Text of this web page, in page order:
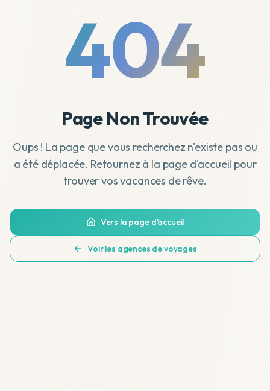
404
Page Non Trouvée
Oups ! La page que vous recherchez n'existe pas ou
a été déplacée. Retournez à la page d'accueil pour
trouver vos vacances de rêve.
Vers la page d'accueil
Voir les agences de voyages